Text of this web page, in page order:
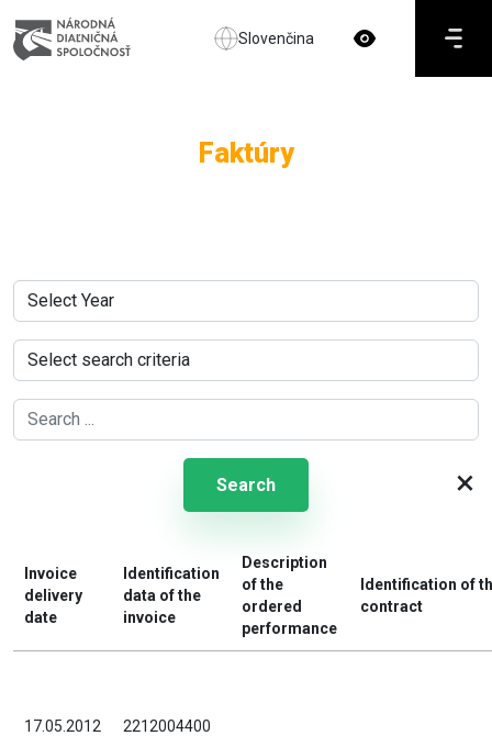
Slovenčina
Faktúry
Search ×
Invoice
delivery
date
Identification
data of the
invoice
Description
of the
ordered
performance
Identification of
contract
17.05.2012 2212004400